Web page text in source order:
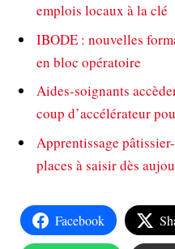
emplois locaux à la clé
IBODE : nouvelles
en bloc opératoire
Aides-soignants
coup d’accélérateur
Apprentissage
places à saisir dès
Facebook